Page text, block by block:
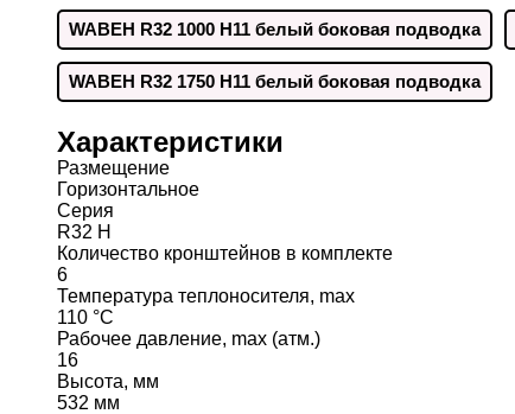
WABEH R32 1000 H11 белый боковая подводка
WABEH R32 1750 H11 белый боковая подводка
Характеристики
Размещение
Горизонтальное
Серия
R32 H
Количество кронштейнов в комплекте
6
Температура теплоносителя, max
110 °C
Рабочее давление, max (атм.)
16
Высота, мм
532 мм